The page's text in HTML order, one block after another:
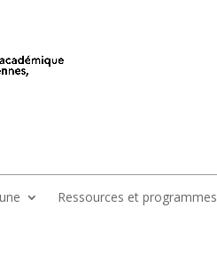
Ressources et programmes